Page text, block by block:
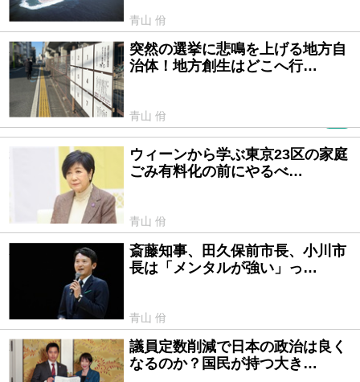
青山 佾
2026/01/28
突然の選挙に悲鳴を上げる地方自
治体！地方創生はどこへ行…
青山 佾
2026/01/19
ウィーンから学ぶ東京23区の家庭
ごみ有料化の前にやるべ…
青山 佾
斎藤知事、田久保前市長、小川市
長は「メンタルが強い」っ…
青山 佾
2025/11/12
議員定数削減で日本の政治は良く
なるのか？国民が持つ大き…